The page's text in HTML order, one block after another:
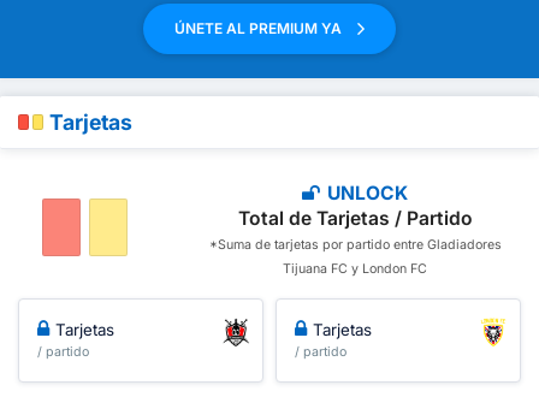
ÚNETE AL PREMIUM YA
Tarjetas
UNLOCK
Total de Tarjetas / Partido
*Suma de tarjetas por partido entre Gladiadores
Tijuana FC y London FC
Tarjetas
/ partido
Tarjetas
/ partido